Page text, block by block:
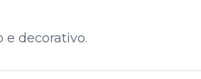
decorativo.